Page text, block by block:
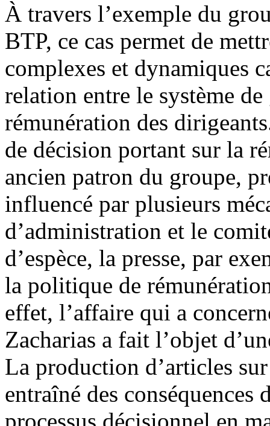
À travers l’exemple du
BTP, ce cas permet de
complexes et dynamiques
relation entre le système
rémunération des
de décision portant sur la
ancien patron du groupe,
influencé par plusieurs
d’administration et le
d’espèce, la presse, par
la politique de
effet, l’affaire qui a
Zacharias a fait l’objet
La production d’articles
entraîné des conséquences